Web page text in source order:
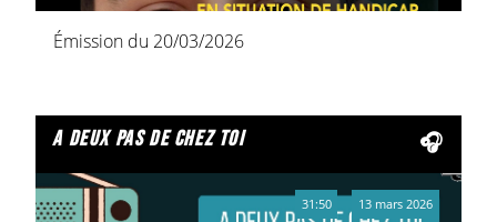
Émission du 20/03/2026
a deux pas de chez toi
31:50 13 mars 2026